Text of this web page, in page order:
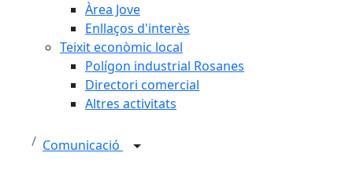
Àrea Jove
Enllaços d'interès
Teixit econòmic local
Polígon industrial Rosanes
Directori comercial
Altres activitats
Comunicació